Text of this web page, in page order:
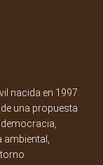
nacida en 1997.
una propuesta